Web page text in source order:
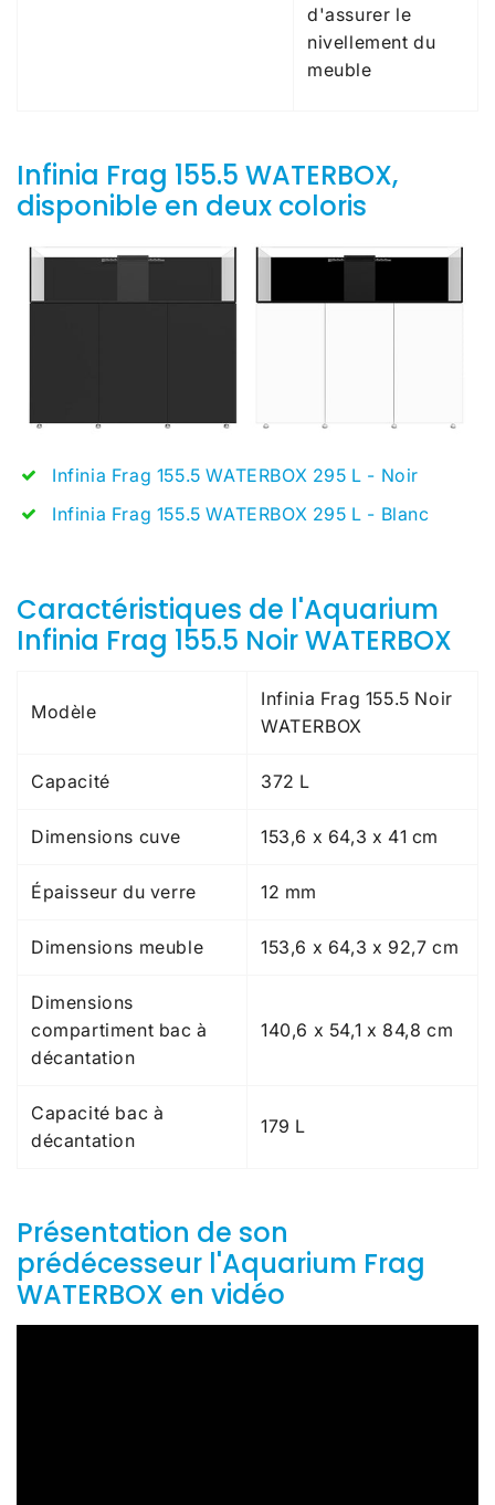
d'assurer le
nivellement du
meuble
Infinia Frag 155.5 WATERBOX,
disponible en deux coloris
Infinia Frag 155.5 WATERBOX 295 L - Noir
Infinia Frag 155.5 WATERBOX 295 L - Blanc
Caractéristiques de l'Aquarium
Infinia Frag 155.5 Noir WATERBOX
Modèle
Infinia Frag 155.5 Noir
WATERBOX
Capacité 372 L
Dimensions cuve 153,6 x 64,3 x 41 cm
Épaisseur du verre 12 mm
Dimensions meuble 153,6 x 64,3 x 92,7 cm
Dimensions
compartiment bac à
décantation
140,6 x 54,1 x 84,8 cm
Capacité bac à
décantation
179 L
Présentation de son
prédécesseur l'Aquarium Frag
WATERBOX en vidéo